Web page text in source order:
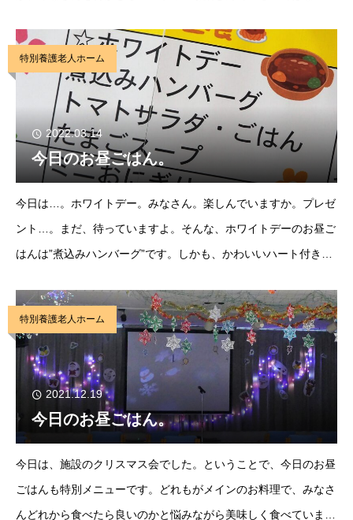
ん。そんな今日の楽しみなお昼ごはんは”煮込みハ
特別養護老人ホーム
2022.03.14
今日のお昼ごはん。
今日は…。ホワイトデー。みなさん。楽しんでいますか。プレゼ
ント…。まだ、待っていますよ。そんな、ホワイトデーのお昼ご
はんは”煮込みハンバーグ”です。しかも、かわいいハート付き。
ね。美味しいうれしいホワイトデーのお料理でした
特別養護老人ホーム
2021.12.19
今日のお昼ごはん。
今日は、施設のクリスマス会でした。ということで、今日のお昼
ごはんも特別メニューです。どれもがメインのお料理で、みなさ
んどれから食べたら良いのかと悩みながら美味しく食べていまし